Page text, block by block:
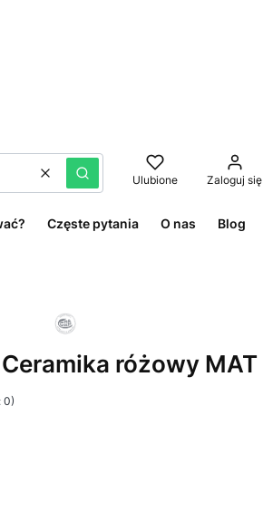
WyczyśćSzukaj Ulubione Zaloguj się
Częste pytania O nas Blog
różowy MAT
0)